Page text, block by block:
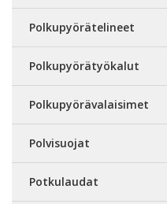
Polkupyörätelineet
Polkupyörätyökalut
Polkupyörävalaisimet
Polvisuojat
Potkulaudat